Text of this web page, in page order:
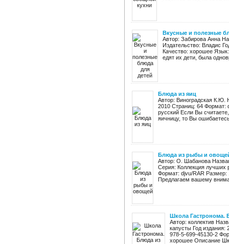
Вкусные и полезные
Автор: Забирова Анна
Издательство: Владис
Качество: хорошее
едят их дети, была
Блюда из яиц
Автор: Виноградская К.Ю.
2010 Страниц: 64 Формат:
русский Если Вы
яичницу, то Вы
Блюда из рыбы и
Автор: О. Шабанова
Серия: Коллекция лучших
Формат: djvu/RAR Размер:
Предлагаем вашему
Школа Гастронома.
Автор: коллектив
капусты Год
978-5-699-45130-2
хорошее Описание